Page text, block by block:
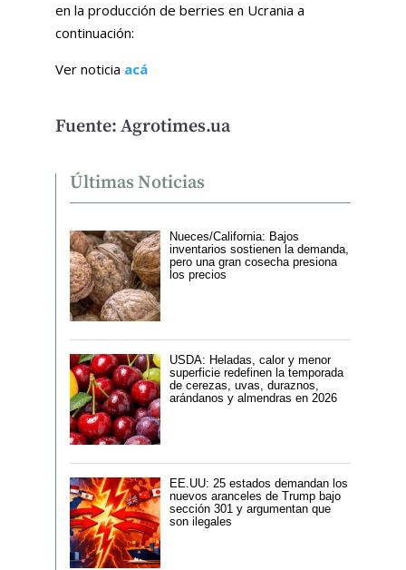
en la producción de berries en Ucrania a
continuación:
Ver noticia acá
Fuente: Agrotimes.ua
Últimas Noticias
Nueces/California: Bajos
inventarios sostienen la demanda,
pero una gran cosecha presiona
los precios
USDA: Heladas, calor y menor
superficie redefinen la temporada
de cerezas, uvas, duraznos,
arándanos y almendras en 2026
EE.UU: 25 estados demandan los
nuevos aranceles de Trump bajo
sección 301 y argumentan que
son ilegales